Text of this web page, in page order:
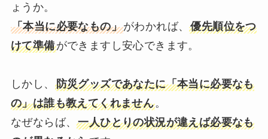
ょうか。
「本当に必要なもの」がわかれば、優先順位をつ
けて準備ができますし安心できます。
しかし、 防災グッズであなたに「本当に必要なも
の」は誰も教えてくれません。
なぜならば、一人ひとりの状況が違えば必要なも